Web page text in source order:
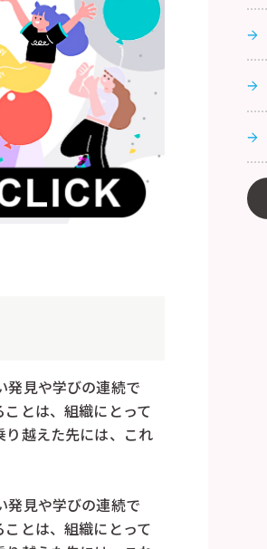
発見や学びの連続で
とは、組織にとって
り越えた先には、これ
発見や学びの連続で
とは、組織にとって